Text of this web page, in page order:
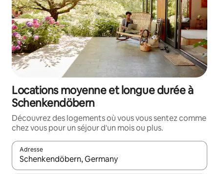
Locations moyenne et longue durée à
Schenkendöbern
Découvrez des logements où vous vous sentez comme
chez vous pour un séjour d'un mois ou plus.
Adresse
Lorsque les résultats s'affichent, utilisez les flèches vers le